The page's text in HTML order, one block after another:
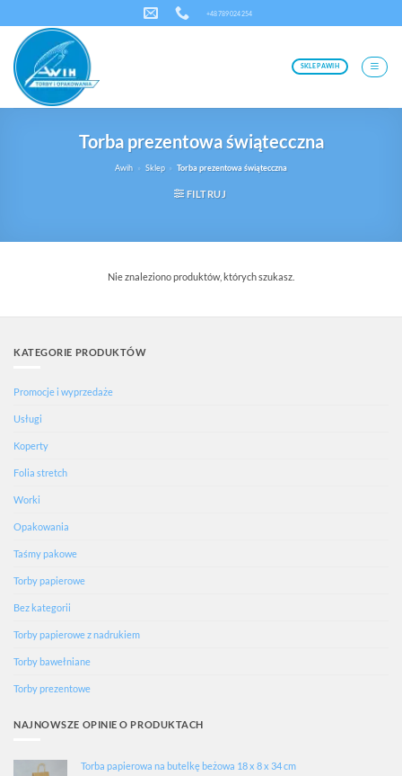
zawartości
+48 789 024 254
SKLEP AWIH
Torba prezentowa świątecczna
Awih » Sklep » Torba prezentowa świątecczna
FILTRUJ
Nie znaleziono produktów, których szukasz.
KATEGORIE PRODUKTÓW
Promocje i wyprzedaże
Usługi
Koperty
Folia stretch
Worki
Opakowania
Taśmy pakowe
Torby papierowe
Bez kategorii
Torby papierowe z nadrukiem
Torby bawełniane
Torby prezentowe
NAJNOWSZE OPINIE O PRODUKTACH
Torba papierowa na butelkę beżowa 18 x 8 x 34 cm